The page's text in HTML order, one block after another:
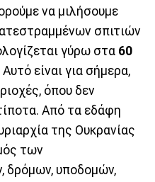
να μιλήσουμε
σπιτιών
γύρω στα 60
Αυτό είναι για σήμερα,
όπου δεν
Από τα εδάφη
της Ουκρανίας
των
δρόμων, υποδομών,